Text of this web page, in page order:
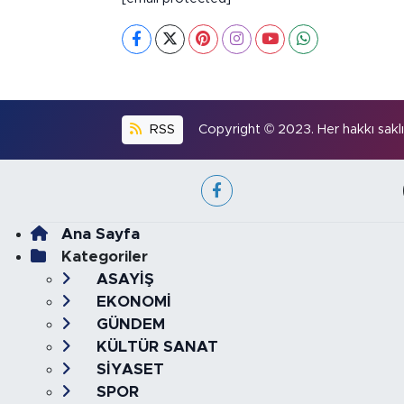
RSS Copyright © 2023. Her hakkı
Ana Sayfa
Kategoriler
ASAYİŞ
EKONOMİ
GÜNDEM
KÜLTÜR SANAT
SİYASET
SPOR